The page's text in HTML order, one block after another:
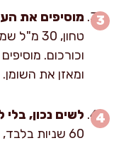
מוסיפים את
טחון,
ומאזן את השומן.
לשים נכון, בלי
60 שניות